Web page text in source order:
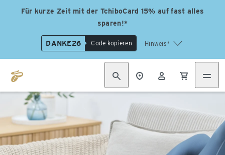
Für kurze Zeit mit der TchiboCard 15% auf fast alles
sparen!*
DANKE26 Code kopieren Hinweis*